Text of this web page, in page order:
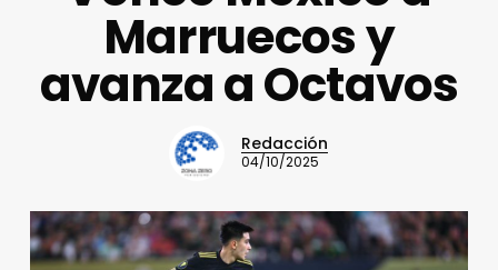
Marruecos y
avanza a Octavos
Redacción
04/10/2025